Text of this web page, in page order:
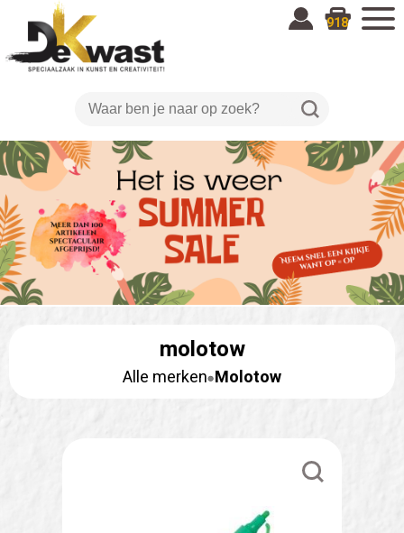
918
molotow
Alle merken Molotow